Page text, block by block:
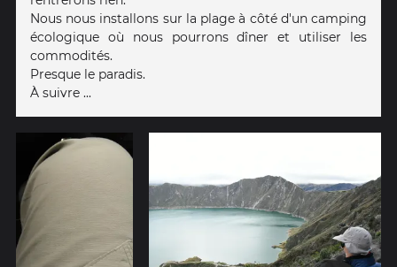
Nous nous installons sur la plage à côté d'un camping
écologique où nous pourrons dîner et utiliser les
commodités.
Presque le paradis.
À suivre ...